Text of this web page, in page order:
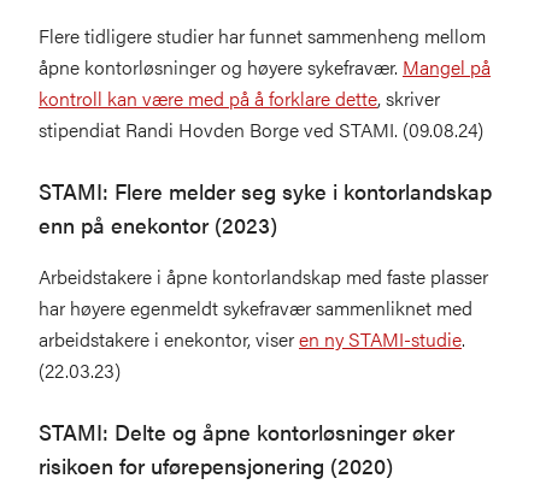
Flere tidligere studier har funnet sammenheng mellom
åpne kontorløsninger og høyere sykefravær. Mangel på
kontroll kan være med på å forklare dette, skriver
stipendiat Randi Hovden Borge ved STAMI. (09.08.24)
STAMI: Flere melder seg syke i kontorlandskap
enn på enekontor (2023)
Arbeidstakere i åpne kontorlandskap med faste plasser
har høyere egenmeldt sykefravær sammenliknet med
arbeidstakere i enekontor, viseren ny STAMI-studie.
(22.03.23)
STAMI: Delte og åpne kontorløsninger øker
risikoen for uførepensjonering (2020)